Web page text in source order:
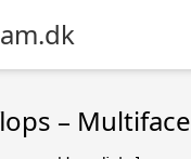
– Multiface